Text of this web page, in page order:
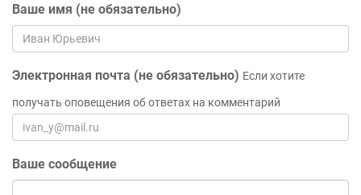
Ваше имя (не обязательно)
Электронная почта (не обязательно) Если хотите
получать оповещения об ответах на комментарий
Ваше сообщение